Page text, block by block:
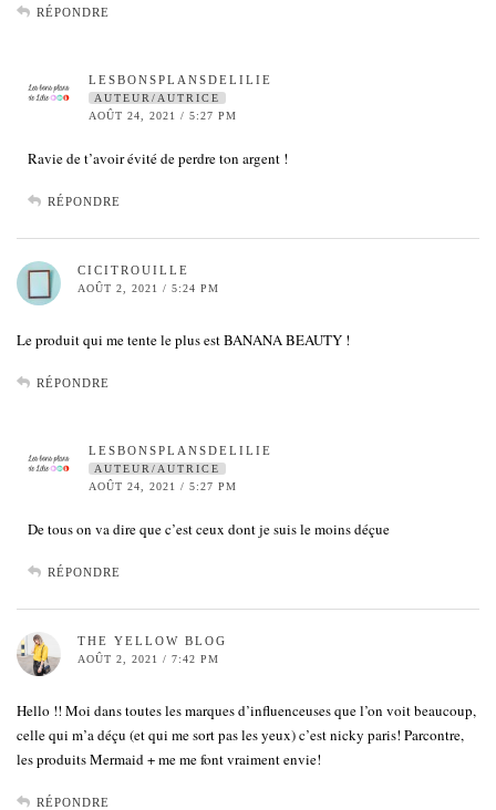
RÉPONDRE
LESBONSPLANSDELILIE
AUTEUR/AUTRICE
AOÛT 24, 2021 / 5:27 PM
Ravie de t’avoir évité de perdre ton argent !
RÉPONDRE
CICITROUILLE
AOÛT 2, 2021 / 5:24 PM
Le produit qui me tente le plus est BANANA BEAUTY !
RÉPONDRE
LESBONSPLANSDELILIE
AUTEUR/AUTRICE
AOÛT 24, 2021 / 5:27 PM
De tous on va dire que c’est ceux dont je suis le moins déçue
RÉPONDRE
THE YELLOW BLOG
AOÛT 2, 2021 / 7:42 PM
Hello !! Moi dans toutes les marques d’influenceuses que l’on voit beaucoup,
celle qui m’a déçu (et qui me sort pas les yeux) c’est nicky paris! Parcontre,
les produits Mermaid + me me font vraiment envie!
RÉPONDRE